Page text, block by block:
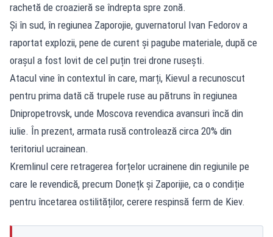
rachetă de croazieră se îndrepta spre zonă.
Și în sud, în regiunea Zaporojie, guvernatorul Ivan Fedorov a
raportat explozii, pene de curent și pagube materiale, după ce
orașul a fost lovit de cel puțin trei drone rusești.
Atacul vine în contextul în care, marți, Kievul a recunoscut
pentru prima dată că trupele ruse au pătruns în regiunea
Dnipropetrovsk, unde Moscova revendica avansuri încă din
iulie. În prezent, armata rusă controlează circa 20% din
teritoriul ucrainean.
Kremlinul cere retragerea forțelor ucrainene din regiunile pe
care le revendică, precum Donețk și Zaporijie, ca o condiție
pentru încetarea ostilităților, cerere respinsă ferm de Kiev.